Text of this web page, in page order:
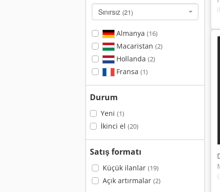
Sınırsız (21)
Almanya (16)
Macaristan (2)
Hollanda (2)
Fransa (1)
Durum
Yeni (1)
İkinci el (20)
Satış formatı
Küçük ilanlar (19)
Açık artırmalar (2)